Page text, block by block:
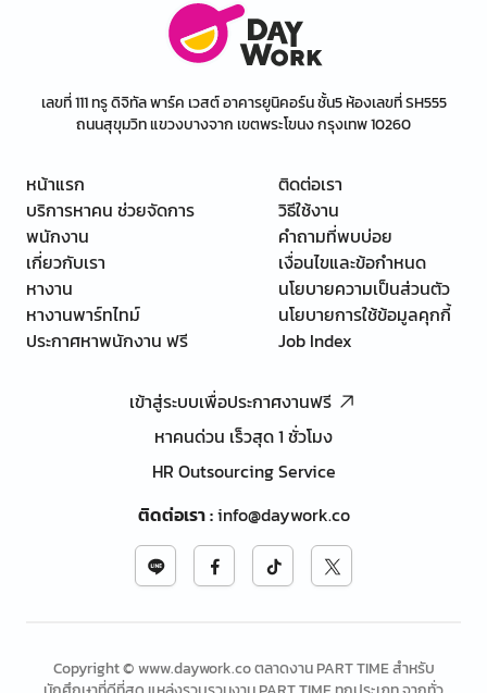
เลขที่ 111 ทรู ดิจิทัล พาร์ค เวสต์ อาคารยูนิคอร์น ชั้น5 ห้องเลขที่ SH555
ถนนสุขุมวิท แขวงบางจาก เขตพระโขนง กรุงเทพ 10260
หน้าแรก
บริการหาคน ช่วยจัดการ
พนักงาน
เกี่ยวกับเรา
หางาน
หางานพาร์ทไทม์
ประกาศหาพนักงาน ฟรี
ติดต่อเรา
วิธีใช้งาน
คำถามที่พบบ่อย
เงื่อนไขและข้อกำหนด
นโยบายความเป็นส่วนตัว
นโยบายการใช้ข้อมูลคุกกี้
Job Index
เข้าสู่ระบบเพื่อประกาศงานฟรี
หาคนด่วน เร็วสุด 1 ชั่วโมง
HR Outsourcing Service
ติดต่อเรา:info@daywork.co
Copyright © www.daywork.co ตลาดงาน PART TIME สำหรับ